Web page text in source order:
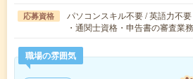
応募資格
パソコンスキル不要 / 英語力不要
・通関士資格・申告書の審査業
職場の雰囲気